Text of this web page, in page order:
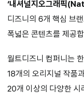
‘내셔널지오그래픽
디즈니의 6개 핵심 브
폭넓은 콘텐츠를 제공
월트디즈니 컴퍼니는
18개의 오리지널 작품
20개 이상의 다양한 시